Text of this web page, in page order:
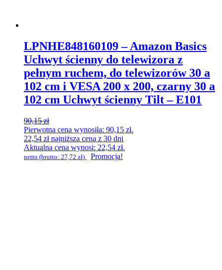
LPNHE848160109 – Amazon Basics
Uchwyt ścienny do telewizora z
pełnym ruchem, do telewizorów 30 a
102 cm i VESA 200 x 200, czarny 30 a
102 cm Uchwyt ścienny Tilt – E101
90,15zł
Pierwotna cena wynosiła: 90,15 zł.
22,54 złnajniższa cena z 30 dni
Aktualna cena wynosi: 22,54 zł.
netto (brutto: 27,72 zł) Promocja!